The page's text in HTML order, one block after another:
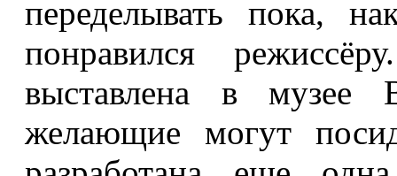
переделывать пока,
понравился
выставлена в
желающие могут